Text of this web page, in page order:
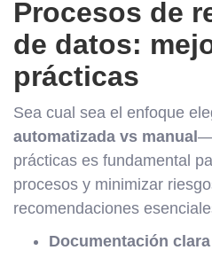
Procesos de
de datos:
prácticas
Sea cual sea el enfoque
automatizada vs manual
prácticas es fundamental
procesos y minimizar
recomendaciones
Documentación